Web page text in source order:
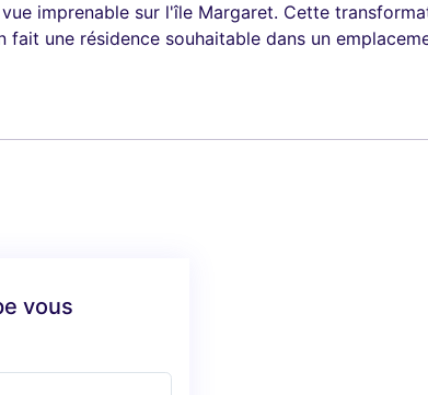
imprenable sur l'île Margaret. Cette
une résidence souhaitable dans un
vous